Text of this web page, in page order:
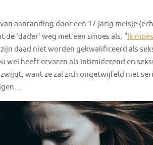
aanranding door een 17-jarig meisje
‘dader’ weg met een smoes als: “Ik
daad niet worden gekwalificeerd als
wel heeft ervaren als intimiderend en
want ze zal zich ongetwijfeld niet